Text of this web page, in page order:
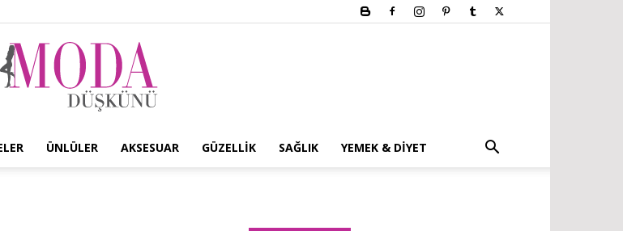
ÜNLÜLER AKSESUAR GÜZELLIK SAĞLIK YEMEK & DIYET